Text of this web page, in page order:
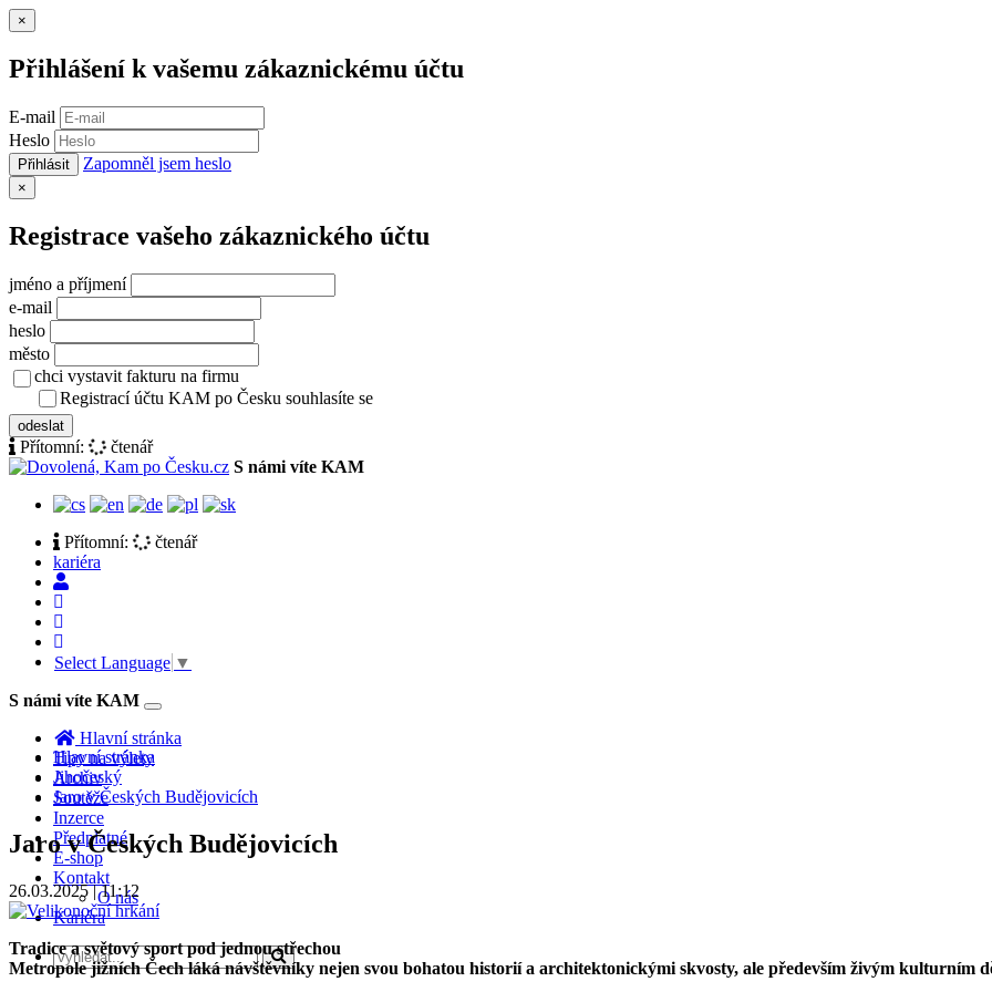
×
Přihlášení k vašemu zákaznickému účtu
E-mail
Heslo
Přihlásit Zapomněl jsem heslo
×
Registrace vašeho zákaznického účtu
jméno a příjmení
e-mail
heslo
město
chci vystavit fakturu na firmu
Registrací účtu KAM po Česku souhlasíte se
odeslat
Přítomní:
čtenář
S námi víte KAM
Přítomní:
čtenář
kariéra
Select Language ▼
S námi víte KAM
Toggle
navigation
Hlavní stránka
Tipy na výlety
Archiv
Soutěže
Inzerce
Předplatné
E-shop
Kontakt
O nás
Kariéra
Hlavní stránka
Jihočeský
Jaro v Českých Budějovicích
Jaro v Českých Budějovicích
26.03.2025 | 11:12
Tradice a světový sport pod jednou střechou
Metropole jižních Čech láká návštěvníky nejen svou bohatou historií a architektonickými skvosty, ale především živým kulturním